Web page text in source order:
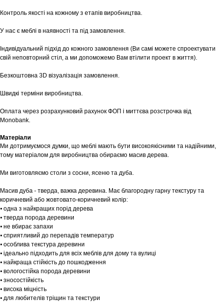
Контроль якості на кожному з етапів виробництва.
У нас є меблі в наявності та під замовлення.
Індивідуальний підхід до кожного замовлення (Ви самі можете спроектувати
свій неповторний стіл, а ми допоможемо Вам втілити проект в життя).
Безкоштовна 3D візуалізація замовлення.
Швидкі терміни виробництва.
Оплата через розрахунковий рахунок ФОП і миттєва розстрочка від
Monobank.
Матеріали
Ми дотримуємося думки, що меблі мають бути високоякісними та надійними,
тому матеріалом для виробництва обираємо масив дерева.
Ми виготовляємо столи з сосни, ясеню та дуба.
Масив дуба - тверда, важка деревина. Має благородну гарну текстуру та
коричневий або жовтовато-коричневий колір:
⦁ одна з найкращих порід дерева
⦁ тверда порода деревини
⦁ не вбирає запахи
⦁ сприятливий до перепадів температур
⦁ особлива текстура деревини
⦁ ідеально підходить для всіх меблів для дому та вулиці
⦁ найкраща стійкість до пошкодження
⦁ вологостійка порода деревини
⦁ зносостійкість
⦁ висока міцність
⦁ для любителів тріщин та текстури